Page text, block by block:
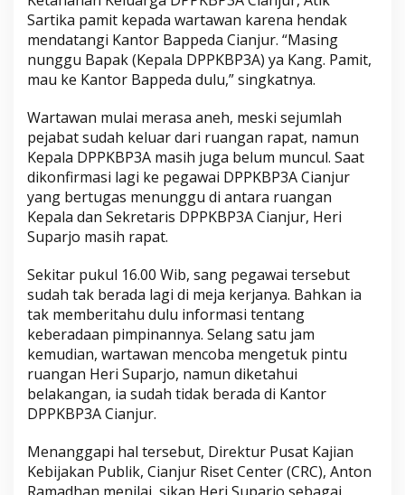
Sartika pamit kepada wartawan karena hendak
mendatangi Kantor Bappeda Cianjur. “Masing
nunggu Bapak (Kepala DPPKBP3A) ya Kang. Pamit,
mau ke Kantor Bappeda dulu,” singkatnya.
Wartawan mulai merasa aneh, meski sejumlah
pejabat sudah keluar dari ruangan rapat, namun
Kepala DPPKBP3A masih juga belum muncul. Saat
dikonfirmasi lagi ke pegawai DPPKBP3A Cianjur
yang bertugas menunggu di antara ruangan
Kepala dan Sekretaris DPPKBP3A Cianjur, Heri
Suparjo masih rapat.
Sekitar pukul 16.00 Wib, sang pegawai tersebut
sudah tak berada lagi di meja kerjanya. Bahkan ia
tak memberitahu dulu informasi tentang
keberadaan pimpinannya. Selang satu jam
kemudian, wartawan mencoba mengetuk pintu
ruangan Heri Suparjo, namun diketahui
belakangan, ia sudah tidak berada di Kantor
DPPKBP3A Cianjur.
Menanggapi hal tersebut, Direktur Pusat Kajian
Kebijakan Publik, Cianjur Riset Center (CRC), Anton